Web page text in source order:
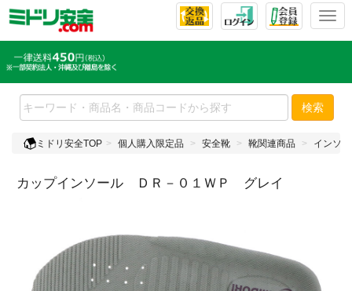
T
l
e
n
v
検索
ミドリ安全TOP 個人購入限定品 安全靴 靴関連商品 インソ
カップインソール ＤＲ－０１ＷＰ グレイ